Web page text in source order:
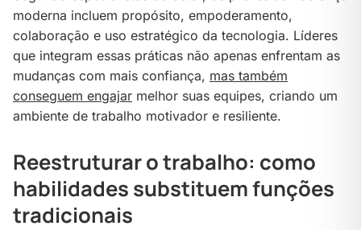
moderna incluem propósito, empoderamento,
colaboração e uso estratégico da tecnologia. Líderes
que integram essas práticas não apenas enfrentam as
mudanças com mais confiança, mas também
conseguem engajar melhor suas equipes, criando um
ambiente de trabalho motivador e resiliente.
Reestruturar o trabalho: como
habilidades substituem funções
tradicionais